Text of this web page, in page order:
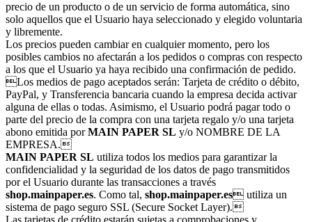
precio de un producto o de un servicio de forma automática, sino
solo aquellos que el Usuario haya seleccionado y elegido voluntaria
y libremente.
Los precios pueden cambiar en cualquier momento, pero los
posibles cambios no afectarán a los pedidos o compras con respecto
a los que el Usuario ya haya recibido una confirmación de pedido.
Los medios de pago aceptados serán: Tarjeta de crédito o débito,
PayPal, y Transferencia bancaria cuando la empresa decida activar
alguna de ellas o todas. Asimismo, el Usuario podrá pagar todo o
parte del precio de la compra con una tarjeta regalo y/o una tarjeta
abono emitida porMAIN PAPER SL y/o NOMBRE DE LA
EMPRESA.
MAIN PAPER SL utiliza todos los medios para garantizar la
confidencialidad y la seguridad de los datos de pago transmitidos
por el Usuario durante las transacciones a través
shop.mainpaper.es. Como tal, shop.mainpaper.es utiliza un
sistema de pago seguro SSL (Secure Socket Layer).